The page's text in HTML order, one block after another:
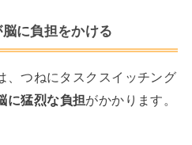
に負担をかける
、つねにタスクスイッチング
に猛烈な負担がかかります。